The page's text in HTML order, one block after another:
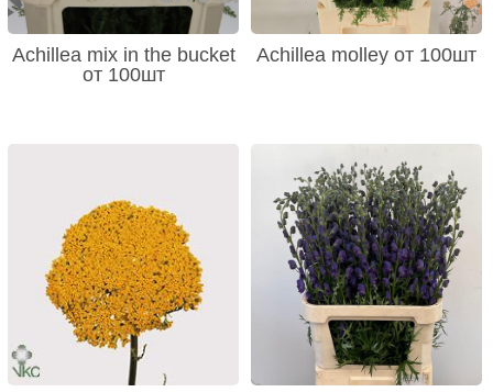
Achillea mix in the bucket
от 100шт
Achillea molley от 100шт